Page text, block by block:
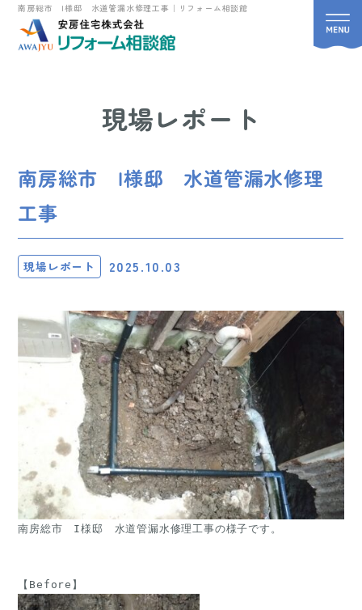
南房総市 I様邸 水道管漏水修理工事｜リフォーム相談館
現場レポート
南房総市 I様邸 水道管漏水修理
工事
現場レポート 2025.10.03
南房総市　I様邸　水道管漏水修理工事の様子です。